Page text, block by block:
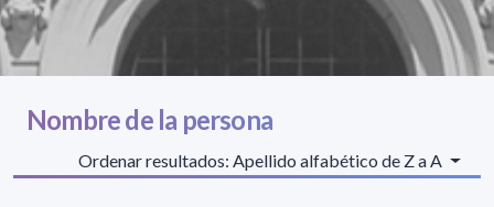
Nombre de la persona
Ordenar resultados: Apellido alfabético de Z a A